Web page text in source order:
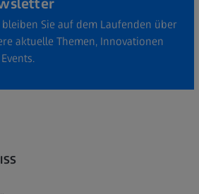
bleiben Sie auf dem Laufenden über
aktuelle Themen, Innovationen